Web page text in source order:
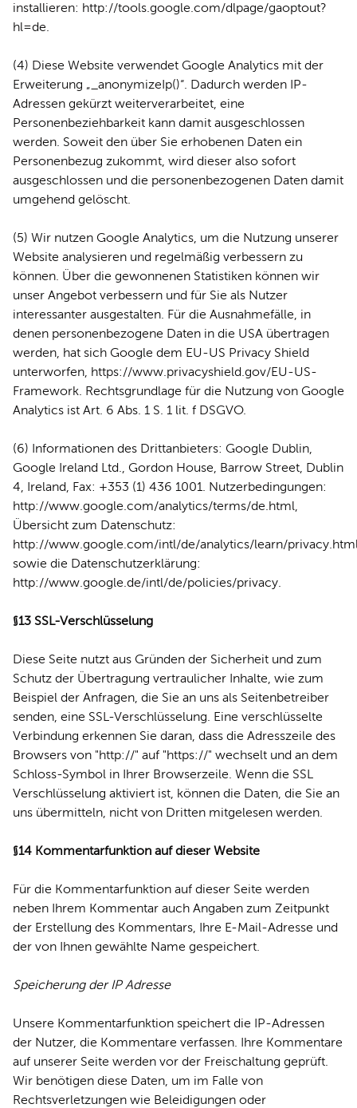
installieren: http://tools.google.com/dlpage/gaoptout?
hl=de.
(4) Diese Website verwendet Google Analytics mit der
Erweiterung „_anonymizeIp()“. Dadurch werden IP-
Adressen gekürzt weiterverarbeitet, eine
Personenbeziehbarkeit kann damit ausgeschlossen
werden. Soweit den über Sie erhobenen Daten ein
Personenbezug zukommt, wird dieser also sofort
ausgeschlossen und die personenbezogenen Daten damit
umgehend gelöscht.
(5) Wir nutzen Google Analytics, um die Nutzung unserer
Website analysieren und regelmäßig verbessern zu
können. Über die gewonnenen Statistiken können wir
unser Angebot verbessern und für Sie als Nutzer
interessanter ausgestalten. Für die Ausnahmefälle, in
denen personenbezogene Daten in die USA übertragen
werden, hat sich Google dem EU-US Privacy Shield
unterworfen, https://www.privacyshield.gov/EU-US-
Framework. Rechtsgrundlage für die Nutzung von Google
Analytics ist Art. 6 Abs. 1 S. 1 lit. f DSGVO.
(6) Informationen des Drittanbieters: Google Dublin,
Google Ireland Ltd., Gordon House, Barrow Street, Dublin
4, Ireland, Fax: +353 (1) 436 1001. Nutzerbedingungen:
http://www.google.com/analytics/terms/de.html,
Übersicht zum Datenschutz:
http://www.google.com/intl/de/analytics/learn/
sowie die Datenschutzerklärung:
http://www.google.de/intl/de/policies/privacy.
§13 SSL-Verschlüsselung
Diese Seite nutzt aus Gründen der Sicherheit und zum
Schutz der Übertragung vertraulicher Inhalte, wie zum
Beispiel der Anfragen, die Sie an uns als Seitenbetreiber
senden, eine SSL-Verschlüsselung. Eine verschlüsselte
Verbindung erkennen Sie daran, dass die Adresszeile des
Browsers von "http://" auf "https://" wechselt und an dem
Schloss-Symbol in Ihrer Browserzeile. Wenn die SSL
Verschlüsselung aktiviert ist, können die Daten, die Sie an
uns übermitteln, nicht von Dritten mitgelesen werden.
§14 Kommentarfunktion auf dieser Website
Für die Kommentarfunktion auf dieser Seite werden
neben Ihrem Kommentar auch Angaben zum Zeitpunkt
der Erstellung des Kommentars, Ihre E-Mail-Adresse und
der von Ihnen gewählte Name gespeichert.
Speicherung der IP Adresse
Unsere Kommentarfunktion speichert die IP-Adressen
der Nutzer, die Kommentare verfassen. Ihre Kommentare
auf unserer Seite werden vor der Freischaltung geprüft.
Wir benötigen diese Daten, um im Falle von
Rechtsverletzungen wie Beleidigungen oder